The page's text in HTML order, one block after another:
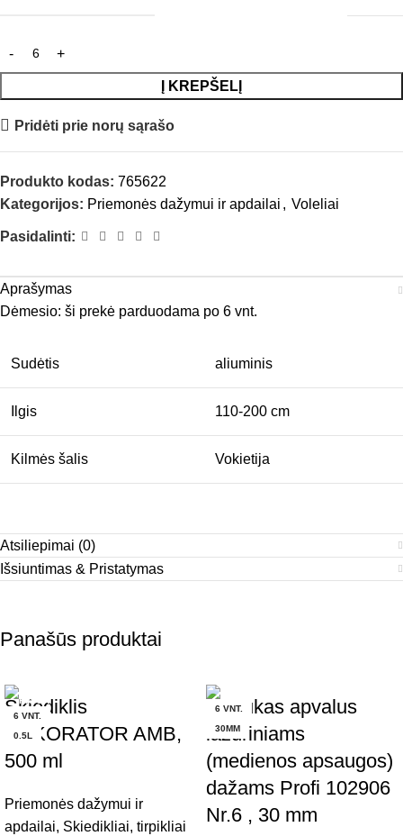
Į KREPŠELĮ
Pridėti prie norų sąrašo
Produkto kodas: 765622
Kategorijos: Priemonės dažymui ir apdailai , Voleliai
Pasidalinti:
Aprašymas
Dėmesio: ši prekė parduodama po 6 vnt.
Sudėtis aliuminis
Ilgis 110-200 cm
Kilmės šalis Vokietija
Atsiliepimai (0)
Išsiuntimas & Pristatymas
Panašūs produktai
6 VNT.
0.5L
Skiediklis
DEKORATOR AMB,
500 ml
Priemonės dažymui ir
apdailai, Skiedikliai, tirpikliai
6 VNT.
30MM
Teptukas apvalus
lazuriniams
(medienos apsaugos)
dažams Profi 102906
Nr.6 , 30 mm